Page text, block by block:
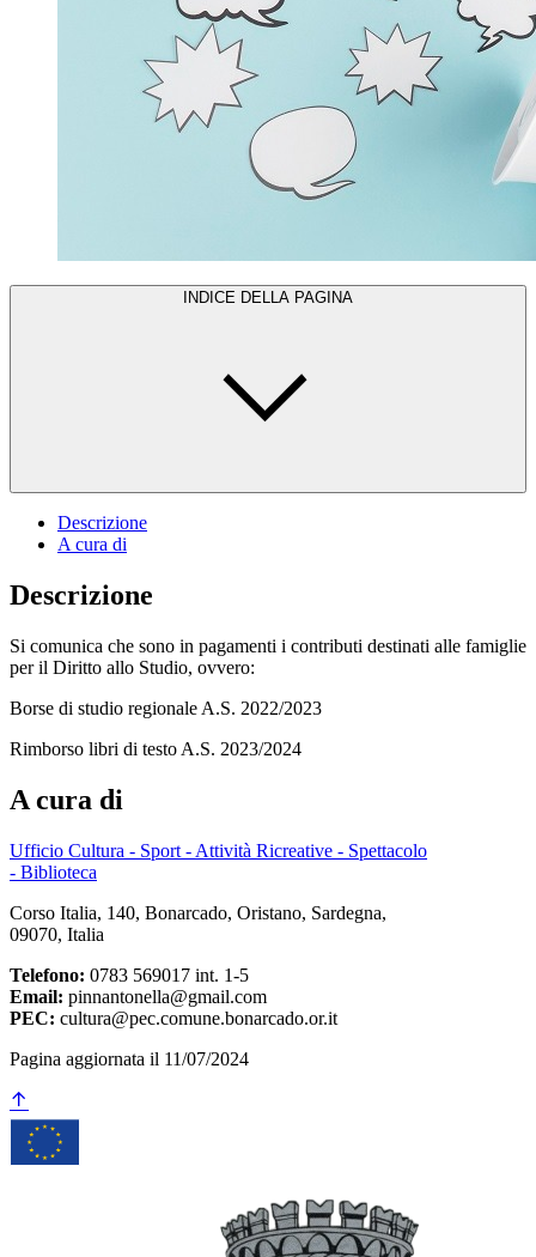
INDICE DELLA PAGINA
Descrizione
A cura di
Descrizione
Si comunica che sono in pagamenti i contributi destinati alle famiglie
per il Diritto allo Studio, ovvero:
Borse di studio regionale A.S. 2022/2023
Rimborso libri di testo A.S. 2023/2024
A cura di
Ufficio Cultura - Sport - Attività Ricreative - Spettacolo
- Biblioteca
Corso Italia, 140, Bonarcado, Oristano, Sardegna,
09070, Italia
Telefono: 0783 569017 int. 1-5
Email: pinnantonella@gmail.com
PEC: cultura@pec.comune.bonarcado.or.it
Pagina aggiornata il 11/07/2024